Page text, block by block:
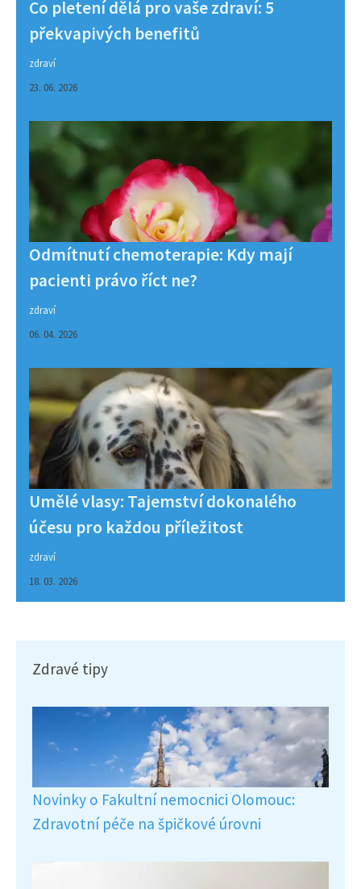
Co pletení dělá pro vaše zdraví: 5
překvapivých benefitů
zdraví
23. 06. 2026
Odmítnutí chemoterapie: Kdy mají
pacienti právo říct ne?
zdraví
06. 04. 2026
Umělé vlasy: Tajemství dokonalého
účesu pro každou příležitost
zdraví
18. 03. 2026
Zdravé tipy
Novinky o Fakultní nemocnici Olomouc:
Zdravotní péče na špičkové úrovni